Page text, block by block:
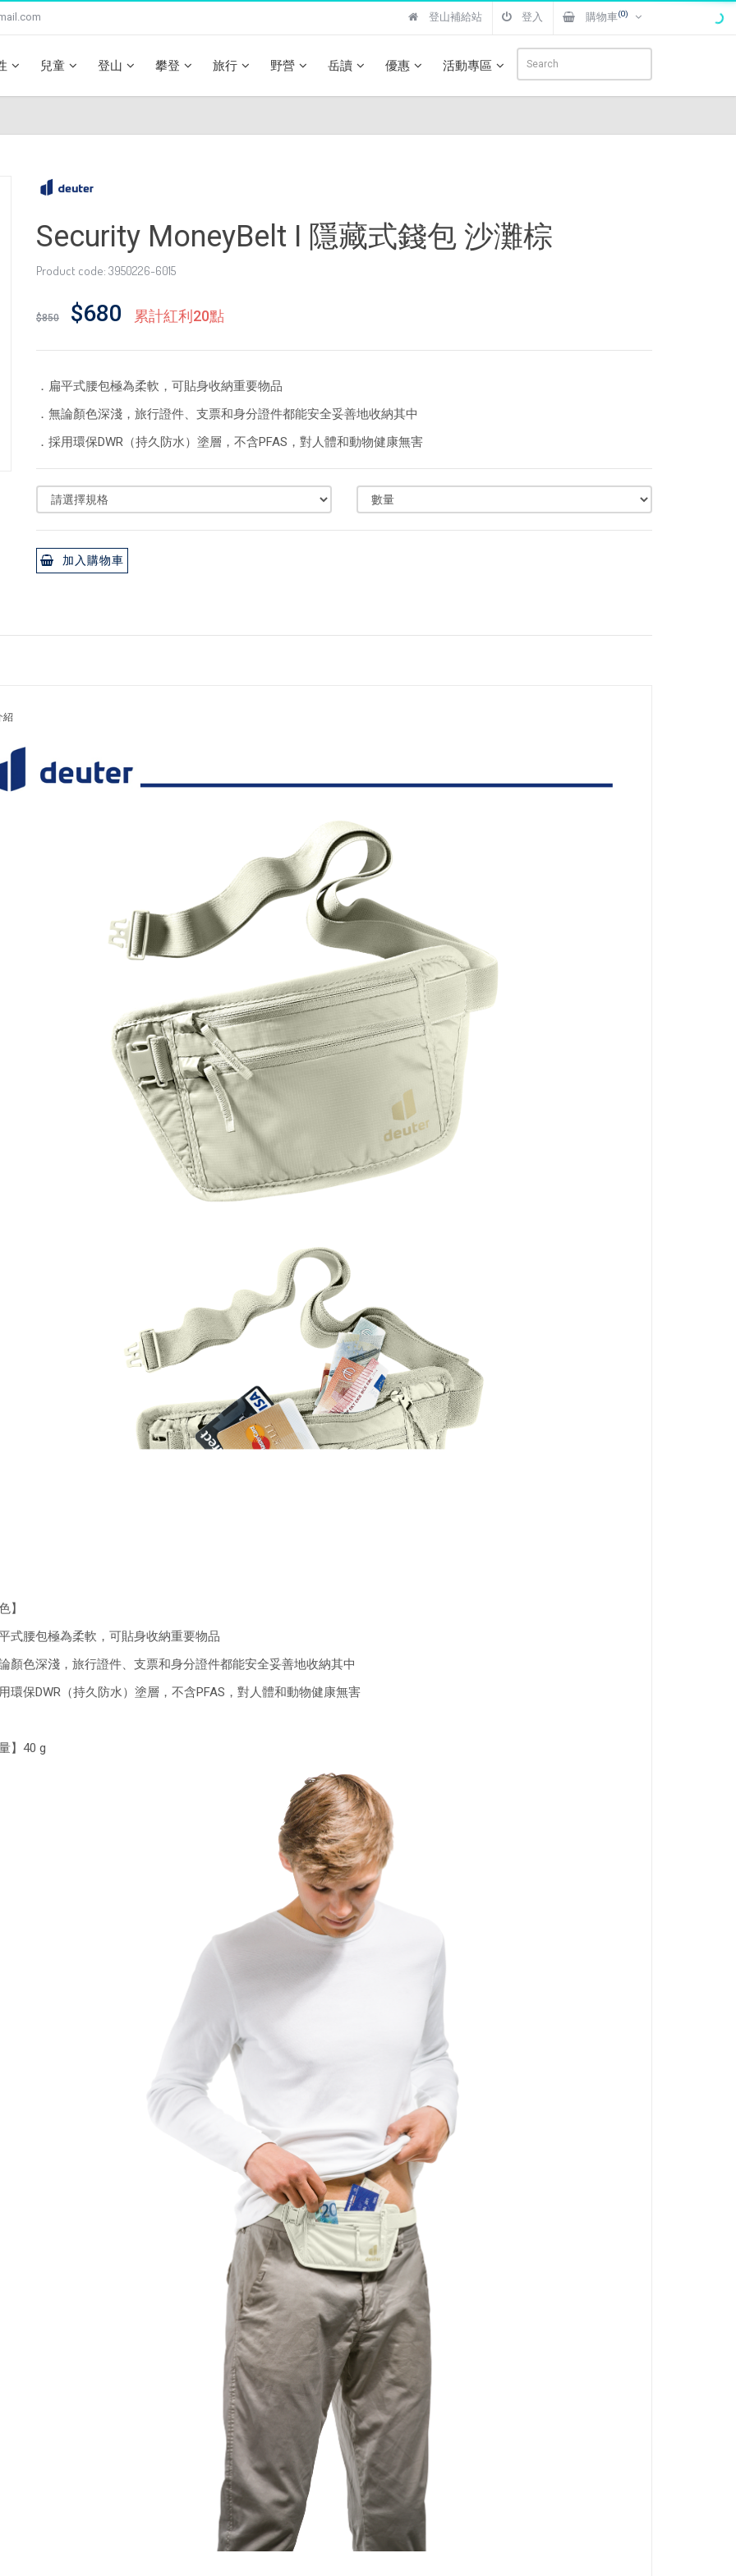
登山補給站 登入 購物車(0)
兒童 登山 攀登 旅行 野營 岳讀 優惠 活動專區
Security MoneyBelt I 隱藏式錢包 沙灘棕
Product code: 3950226-6015
$850 $680 累計紅利20點
．扁平式腰包極為柔軟，可貼身收納重要物品
．無論顏色深淺，旅行證件、支票和身分證件都能安全妥善地收納其中
．採用環保DWR（持久防水）塗層，不含PFAS，對人體和動物健康無害
加入購物車
紹
】
式腰包極為柔軟，可貼身收納重要物品
論顏色深淺，旅行證件、支票和身分證件都能安全妥善地收納其中
環保DWR（持久防水）塗層，不含PFAS，對人體和動物健康無害
】40 g